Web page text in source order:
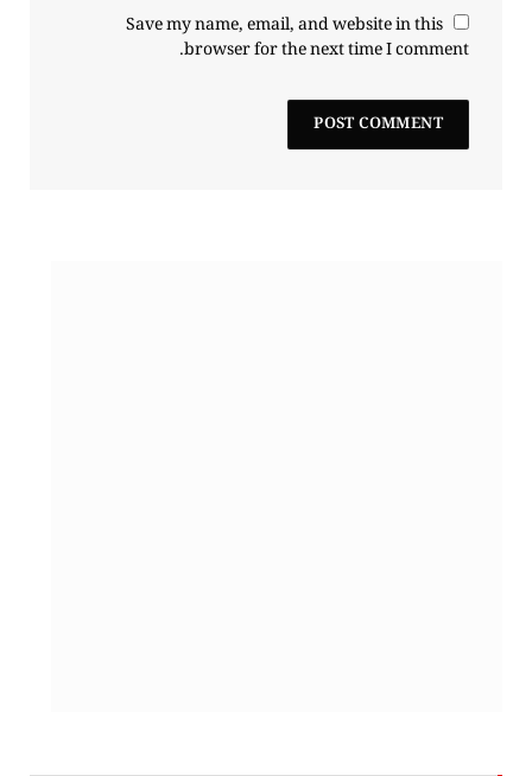
Save my name, email, and website in this
browser for the next time I comment.